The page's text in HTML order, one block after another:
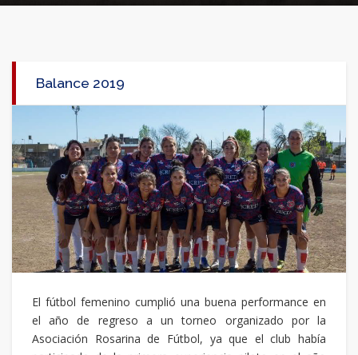
Balance 2019
El fútbol femenino cumplió una buena performance en
el año de regreso a un torneo organizado por la
Asociación Rosarina de Fútbol, ya que el club había